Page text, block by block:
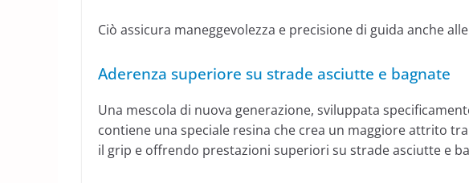
Ciò assicura maneggevolezza e precisione di guida anche
Aderenza superiore su strade asciutte e bagnate
Una mescola di nuova generazione, sviluppata
contiene una speciale resina che crea un maggiore attrito
il grip e offrendo prestazioni superiori su strade asciutte e